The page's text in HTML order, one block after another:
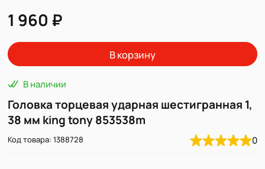
1 960 ₽
В корзину
В наличии
Головка торцевая ударная шестигранная 1,
38 мм king tony 853538m
Код товара: 1388728 0